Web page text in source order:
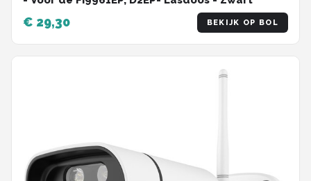
€ 29,30 BEKIJK OP BOL